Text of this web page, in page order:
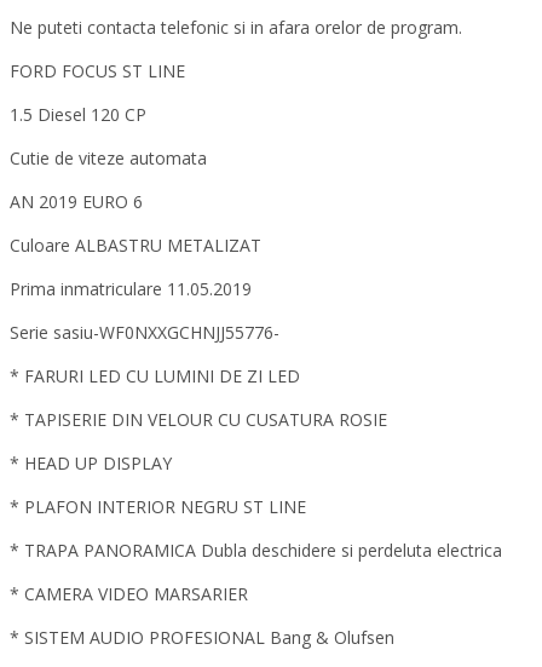
Ne puteti contacta telefonic si in afara orelor de program.
FORD FOCUS ST LINE
1.5 Diesel 120 CP
Cutie de viteze automata
AN 2019 EURO 6
Culoare ALBASTRU METALIZAT
Prima inmatriculare 11.05.2019
Serie sasiu-WF0NXXGCHNJJ55776-
* FARURI LED CU LUMINI DE ZI LED
* TAPISERIE DIN VELOUR CU CUSATURA ROSIE
* HEAD UP DISPLAY
* PLAFON INTERIOR NEGRU ST LINE
* TRAPA PANORAMICA Dubla deschidere si perdeluta electrica
* CAMERA VIDEO MARSARIER
* SISTEM AUDIO PROFESIONAL Bang & Olufsen